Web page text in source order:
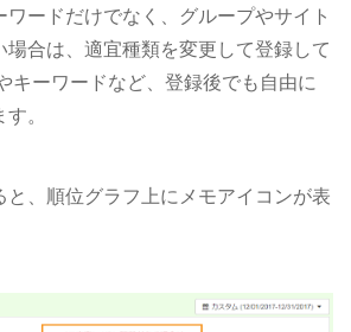
ードだけでなく、グループやサイト
合は、適宜種類を変更して登録して
キーワードなど、登録後でも自由に
。
、順位グラフ上にメモアイコンが表